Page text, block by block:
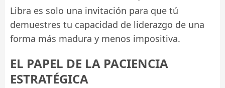
Libra es solo una invitación para que tú
demuestres tu capacidad de liderazgo de una
forma más madura y menos impositiva.
EL PAPEL DE LA PACIENCIA
ESTRATÉGICA